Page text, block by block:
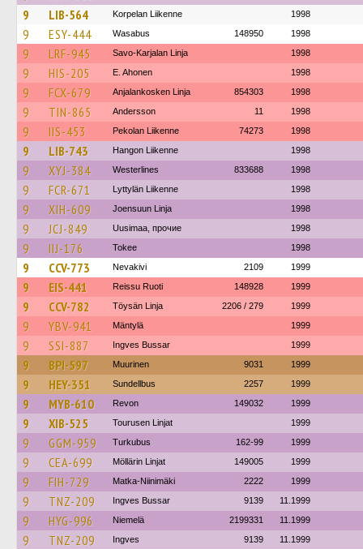
9
LIB-564 Korpelan Liikenne 1998
9 ESY-444 Wasabus 148950 1998
9 LRF-945 Savo-Karjalan Linja 1998
9 HIS-205 E. Ahonen 1998
9 FCX-679 Anjalankosken Linja 854303 1998
9 TIN-865 Andersson 11 1998
9 IIS-453 Pekolan Liikenne 74273 1998
9 LIB-743 Hangon Liikenne 1998
9 XYJ-384 Westerlines 833688 1998
9 FCR-671 Lyttylän Liikenne 1998
9 XIH-609 Joensuun Linja 1998
9 JCJ-849 Uusimaa, прочие 1998
9 IIJ-176 Tokee 1998
9 CCV-773 Nevakivi 2109 1999
9 EIS-441 Reissu Ruoti 148928 1999
9 CCV-782 Töysän Linja 2206 / 279 1999
9 YBV-941 Mäntylä 1999
9 SSI-887 Ingves Bussar 1999
9 BPI-597 Muurinen 9031 1999
9 HEY-351 Sundellbus 2257 1999
9 MYB-610 Revon 149032 1999
9 XIB-525 Tourusen Linjat 1999
9 GGM-959 Turkubus 162-99 1999
9 CEA-699 Möllärin Linjat 149005 1999
9 FIH-729 Matka-Niinimäki 2222 1999
9 TNZ-209 Ingves Bussar 9139 11.1999
9 HYG-996 Niemelä 2199331 11.1999
9 TNZ-209 Ingves 9139 11.1999